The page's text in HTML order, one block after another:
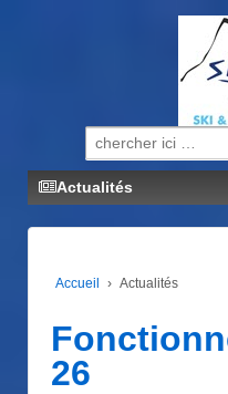
Recherche pour:
Actualités
Accueil › Actualités
26